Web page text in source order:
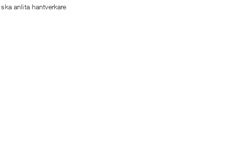
anlita hantverkare